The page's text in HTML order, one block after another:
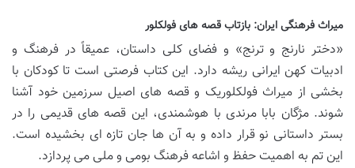
میراث فرهنگی ایران: بازتاب قصه های فولکلور
«دختر نارنج و ترنج» و فضای کلی داستان، عمیقاً در فرهنگ و
ادبیات کهن ایرانی ریشه دارد. این کتاب فرصتی است تا کودکان با
بخشی از میراث فولکلوریک و قصه های اصیل سرزمین خود آشنا
شوند. مژگان بابا مرندی با هوشمندی، این قصه های قدیمی را در
بستر داستانی نو قرار داده و به آن ها جان تازه ای بخشیده است.
این تم به اهمیت حفظ و اشاعه فرهنگ بومی و ملی می پردازد.